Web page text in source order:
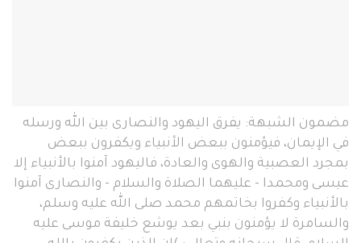
مضمون الشبهة: يفرق اليهود والنصارى بين الله ورسله
في الإيمان، فيؤمنون ببعض الأنبياء ويكفرون ببعض
بمجرد العصبية والهوى والعادة، فاليهود آمنوا بالأنبياء إلا
عيسى ومحمدا - عليهما الصلاة والسلام - والنصارى آمنوا
بالأنبياء وكفروا بخاتمهم محمد صلى الله عليه وسلم،
والسامرة لا يؤمنون بنبي بعد يوشع خليفة موسى عليه